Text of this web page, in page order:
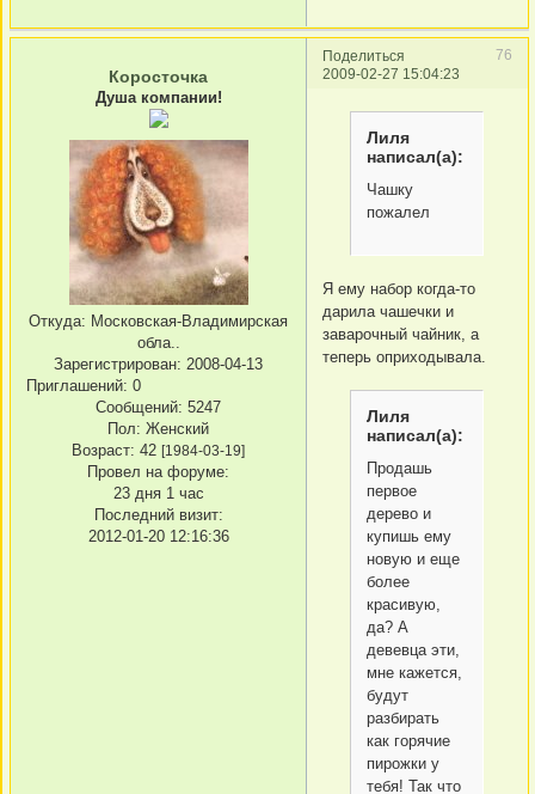
Поделиться
76
2009-02-27 15:04:23
Коросточка
Душа компании!
Откуда: Московская-Владимирская
обла..
Зарегистрирован: 2008-04-13
Приглашений: 0
Сообщений: 5247
Пол: Женский
Возраст: 42 [1984-03-19]
Провел на форуме:
23 дня 1 час
Последний визит:
2012-01-20 12:16:36
Лиля
написал(а):
Чашку
пожалел
Я ему набор когда-то
дарила чашечки и
заварочный чайник, а
теперь оприходывала.
Лиля
написал(а):
Продашь
первое
дерево и
купишь ему
новую и еще
более
красивую,
да? А
девевца эти,
мне кажется,
будут
разбирать
как горячие
пирожки у
тебя! Так что